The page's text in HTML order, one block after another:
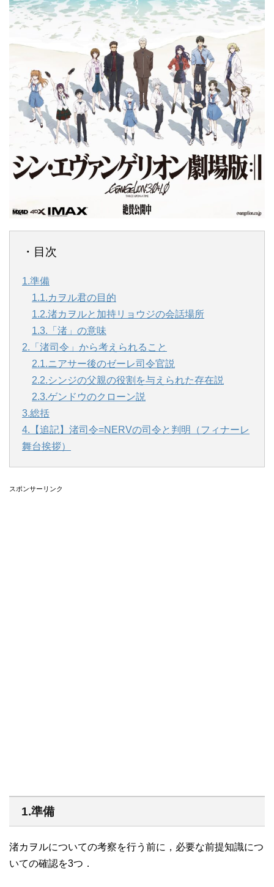
・目次
1.準備
1.1.カヲル君の目的
1.2.渚カヲルと加持リョウジの会話場所
1.3.「渚」の意味
2.「渚司令」から考えられること
2.1.ニアサー後のゼーレ司令官説
2.2.シンジの父親の役割を与えられた存在説
2.3.ゲンドウのクローン説
3.総括
4.【追記】渚司令=NERVの司令と判明（フィナーレ
舞台挨拶）
スポンサーリンク
1.準備
渚カヲルについての考察を行う前に，必要な前提知識につ
いての確認を3つ．